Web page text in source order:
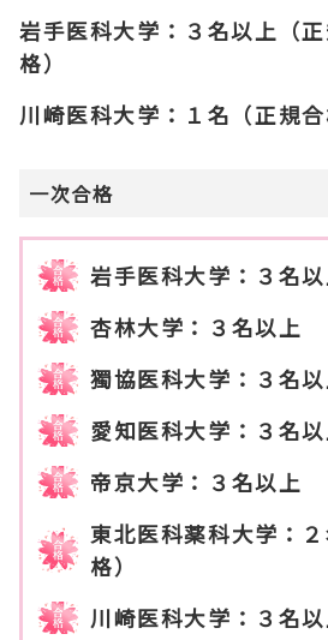
岩手医科大学：３名以上（
格）
川崎医科大学：１名（正規合
一次合格
岩手医科大学：３名
杏林大学：３名以上
獨協医科大学：３名
愛知医科大学：３名
帝京大学：３名以上
東北医科薬科大学：
格）
川崎医科大学：３名以